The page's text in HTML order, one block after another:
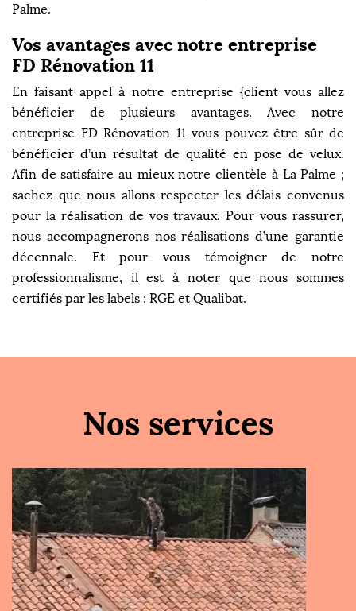
Palme.
Vos avantages avec notre entreprise
FD Rénovation 11
En faisant appel à notre entreprise {client vous allez
bénéficier de plusieurs avantages. Avec notre
entreprise FD Rénovation 11 vous pouvez être sûr de
bénéficier d’un résultat de qualité en pose de velux.
Afin de satisfaire au mieux notre clientèle à La Palme ;
sachez que nous allons respecter les délais convenus
pour la réalisation de vos travaux. Pour vous rassurer,
nous accompagnerons nos réalisations d’une garantie
décennale. Et pour vous témoigner de notre
professionnalisme, il est à noter que nous sommes
certifiés par les labels : RGE et Qualibat.
Nos services